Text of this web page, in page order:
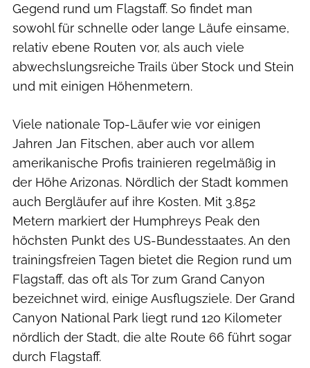
Gegend rund um Flagstaff. So findet man
sowohl für schnelle oder lange Läufe einsame,
relativ ebene Routen vor, als auch viele
abwechslungsreiche Trails über Stock und Stein
und mit einigen Höhenmetern.
Viele nationale Top-Läufer wie vor einigen
Jahren Jan Fitschen, aber auch vor allem
amerikanische Profis trainieren regelmäßig in
der Höhe Arizonas. Nördlich der Stadt kommen
auch Bergläufer auf ihre Kosten. Mit 3.852
Metern markiert der Humphreys Peak den
höchsten Punkt des US-Bundesstaates. An den
trainingsfreien Tagen bietet die Region rund um
Flagstaff, das oft als Tor zum Grand Canyon
bezeichnet wird, einige Ausflugsziele. Der Grand
Canyon National Park liegt rund 120 Kilometer
nördlich der Stadt, die alte Route 66 führt sogar
durch Flagstaff.